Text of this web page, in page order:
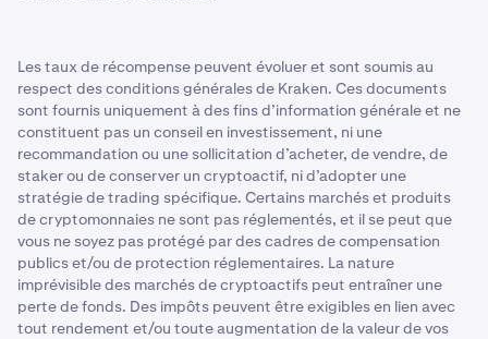
Les taux de récompense peuvent évoluer et sont soumis au
respect des conditions générales de Kraken. Ces documents
sont fournis uniquement à des fins d’information générale et ne
constituent pas un conseil en investissement, ni une
recommandation ou une sollicitation d’acheter, de vendre, de
staker ou de conserver un cryptoactif, ni d’adopter une
stratégie de trading spécifique. Certains marchés et produits
de cryptomonnaies ne sont pas réglementés, et il se peut que
vous ne soyez pas protégé par des cadres de compensation
publics et/ou de protection réglementaires. La nature
imprévisible des marchés de cryptoactifs peut entraîner une
perte de fonds. Des impôts peuvent être exigibles en lien avec
tout rendement et/ou toute augmentation de la valeur de vos